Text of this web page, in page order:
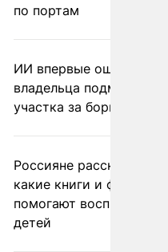
по портам
ИИ впервые
владельца
участка за борщевик
Россияне рассказали,
какие книги и фильмы
помогают воспитывать
детей